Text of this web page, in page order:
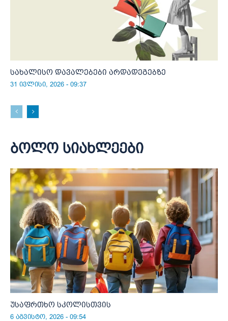
სახალისო დავალებები არდადეგებზე
31 ივლისი, 2026 - 09:37
ბოლო სიახლეები
უსაფრთხო სკოლისთვის
6 აგვისტო, 2026 - 09:54